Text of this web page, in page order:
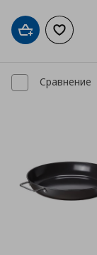
Добави вДобави
Сравнение